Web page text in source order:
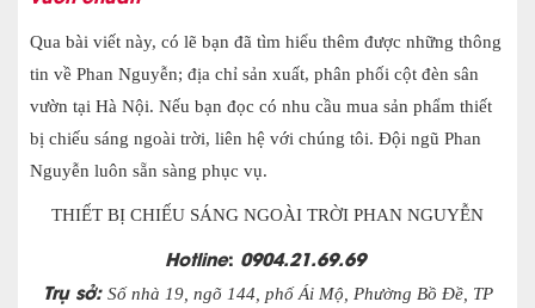
Qua bài viết này, có lẽ bạn đã tìm hiểu thêm được những thông
tin về Phan Nguyễn; địa chỉ sản xuất, phân phối cột đèn sân
vườn tại Hà Nội. Nếu bạn đọc có nhu cầu mua sản phẩm thiết
bị chiếu sáng ngoài trời, liên hệ với chúng tôi. Đội ngũ Phan
Nguyễn luôn sẵn sàng phục vụ.
THIẾT BỊ CHIẾU SÁNG NGOÀI TRỜI PHAN NGUYỄN
Hotline: 0904.21.69.69
Trụ sở: Số nhà 19, ngõ 144, phố Ái Mộ, Phường Bồ Đề, TP